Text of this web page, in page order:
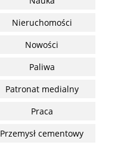
Nieruchomości
Nowości
Paliwa
Patronat medialny
Praca
Przemysł cementowy